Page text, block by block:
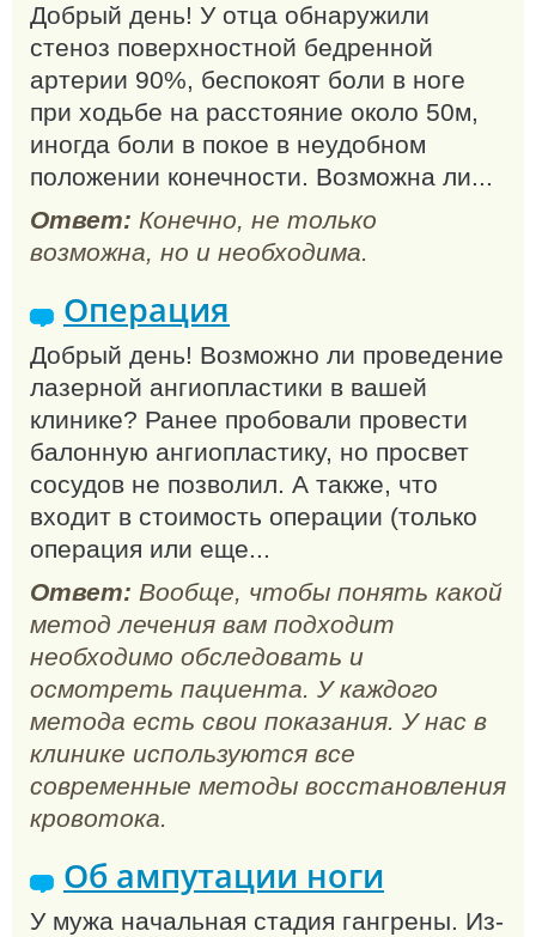
Добрый день! У отца обнаружили
стеноз поверхностной бедренной
артерии 90%, беспокоят боли в ноге
при ходьбе на расстояние около 50м,
иногда боли в покое в неудобном
положении конечности. Возможна ли...
Ответ: Конечно, не только
возможна, но и необходима.
Операция
Добрый день! Возможно ли проведение
лазерной ангиопластики в вашей
клинике? Ранее пробовали провести
балонную ангиопластику, но просвет
сосудов не позволил. А также, что
входит в стоимость операции (только
операция или еще...
Ответ: Вообще, чтобы понять какой
метод лечения вам подходит
необходимо обследовать и
осмотреть пациента. У каждого
метода есть свои показания. У нас в
клинике используются все
современные методы восстановления
кровотока.
Об ампутации ноги
У мужа начальная стадия гангрены. Из-